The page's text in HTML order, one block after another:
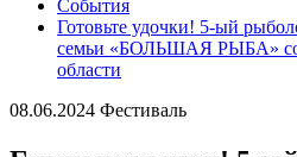
События
Готовьте удочки! 5-ый
семьи «БОЛЬШАЯ РЫБА»
области
08.06.2024 Фестиваль